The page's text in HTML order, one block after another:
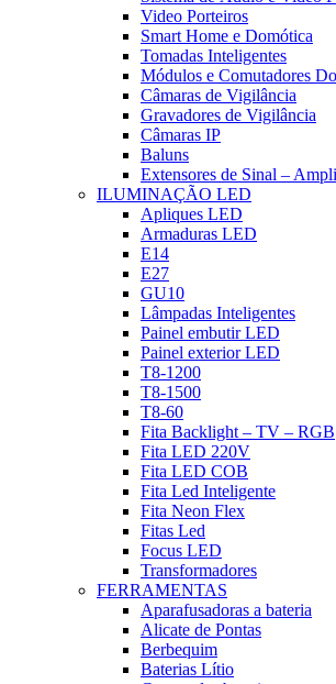
Video Porteiros
Smart Home e Domótica
Tomadas Inteligentes
Módulos e Comutadores
Câmaras de Vigilância
Gravadores de Vigilância
Câmaras IP
Baluns
Extensores de Sinal –
ILUMINAÇÃO LED
Apliques LED
Armaduras LED
E14
E27
GU10
Lâmpadas Inteligentes
Painel embutir LED
Painel exterior LED
T8-1200
T8-1500
T8-60
Fita Backlight – TV – RGB
Fita LED 220V
Fita LED COB
Fita Led Inteligente
Fita Neon Flex
Fitas Led
Focus LED
Transformadores
FERRAMENTAS
Aparafusadoras a bateria
Alicate de Pontas
Berbequim
Baterias Lítio